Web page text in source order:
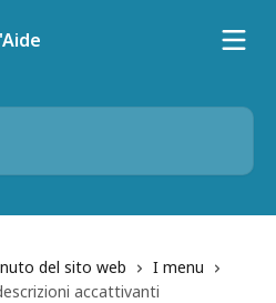
del sito web
I menu
accattivanti